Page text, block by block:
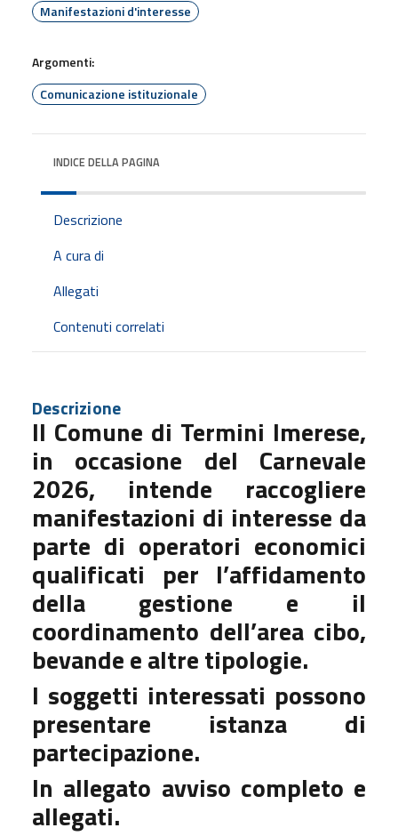
Manifestazioni d'interesse
Argomenti:
Comunicazione istituzionale
INDICE DELLA PAGINA
Descrizione
A cura di
Allegati
Contenuti correlati
Descrizione
Il Comune di Termini Imerese,
in occasione del Carnevale
2026, intende raccogliere
manifestazioni di interesse da
parte di operatori economici
qualificati per l’affidamento
della gestione e il
coordinamento dell’area cibo,
bevande e altre tipologie.
I soggetti interessati possono
presentare istanza di
partecipazione.
In allegato avviso completo e
allegati.